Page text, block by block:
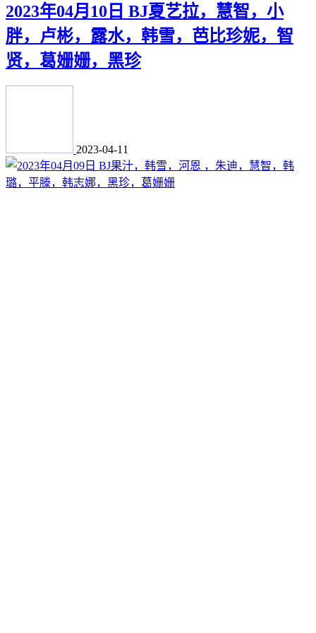
2023年04月10日 BJ夏艺拉，慧智，小
胖，卢彬，露水，韩雪，芭比珍妮，智
贤，葛姗姗，黑珍
2023-04-11